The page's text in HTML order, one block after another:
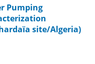
Pumping
site/Algeria)